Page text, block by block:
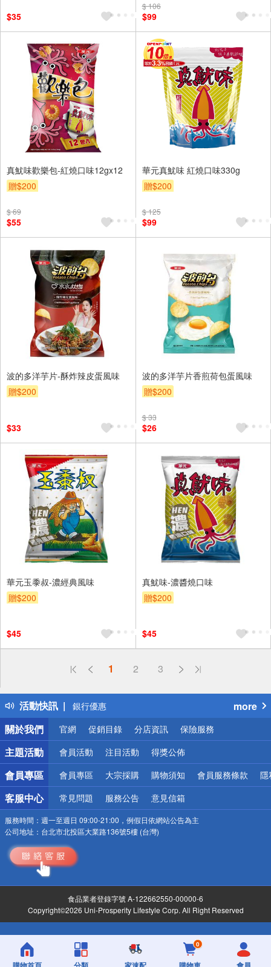
$35
$ 106
$99
真魷味歡樂包-紅燒口味12gx12
贈$200
$ 69
$55
華元真魷味 紅燒口味330g
贈$200
$ 125
$99
波的多洋芋片-酥炸辣皮蛋風味
贈$200
$33
波的多洋芋片香煎荷包蛋風味
贈$200
$ 33
$26
華元玉黍叔-濃經典風味
贈$200
$45
真魷味-濃醬燒口味
贈$200
$45
1 2 3
活動快訊
詐騙網頁！請小心！
熱門話題
銀行優惠
偏遠地區配送
詐騙網頁！請小心！
more
關於我們
官網 促銷目錄 分店資訊 保險服務
主題活動 會員活動 注目活動 得獎公佈
會員專區 會員專區 大宗採購 購物須知 會員服務條款 隱
客服中心 常見問題 服務公告 意見信箱
服務時間： 週一至週日 09:00-21:00，例假日依網站公告為主
公司地址： 台北市北投區大業路136號5樓 (台灣)
食品業者登錄字號 A-122662550-00000-6
Copyright©2026 Uni-Prosperity Lifestyle Corp. All Right Reserved
0